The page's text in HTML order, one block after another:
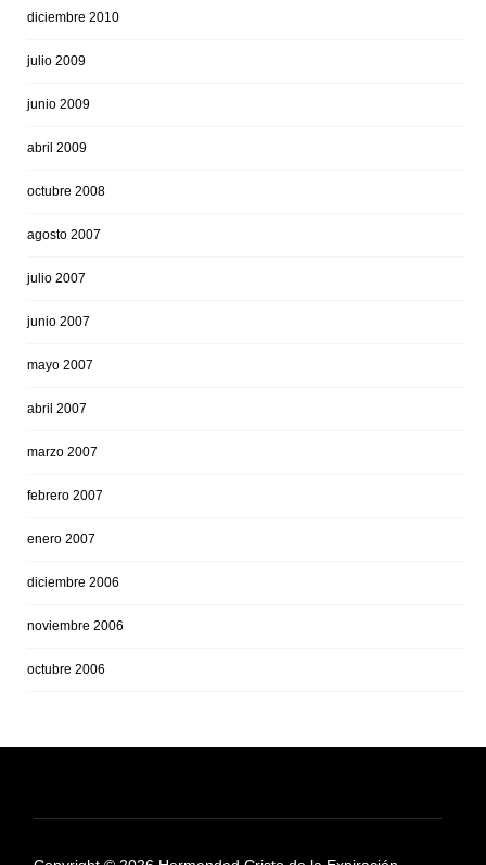
diciembre 2010
julio 2009
junio 2009
abril 2009
octubre 2008
agosto 2007
julio 2007
junio 2007
mayo 2007
abril 2007
marzo 2007
febrero 2007
enero 2007
diciembre 2006
noviembre 2006
octubre 2006